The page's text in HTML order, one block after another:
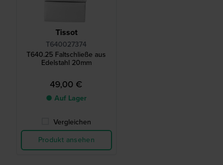
Tissot
T640027374
T640.25 Faltschließe aus
Edelstahl 20mm
49,00 €
● Auf Lager
Vergleichen
Produkt ansehen